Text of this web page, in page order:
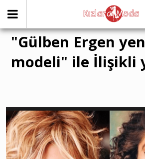
"Gülben Ergen
modeli" ile İlişikli